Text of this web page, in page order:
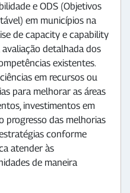
e ODS (Objetivos
em municípios na
de capacity e capability
detalhada dos
existentes.
em recursos ou
para melhorar as áreas
investimentos em
progresso das melhorias
conforme
atender às
de maneira